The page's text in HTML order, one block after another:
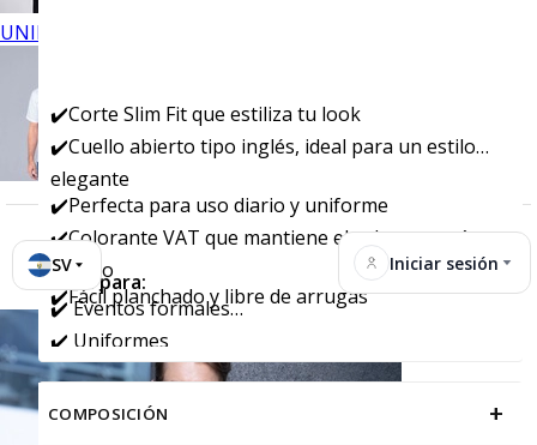
UNIFORMES
SV Iniciar sesión
✔️Corte Slim Fit que estiliza tu look
✔️Cuello abierto tipo inglés, ideal para un estilo
elegante
✔️Perfecta para uso diario y uniforme
✔️Colorante VAT que mantiene el color por más
tiempo
✔️Fácil planchado y libre de arrugas
Ideal para:
✔️ Eventos formales
✔️ Uniformes
COMPOSICIÓN +